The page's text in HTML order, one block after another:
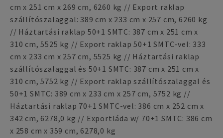
cm x 251 cm x 269 cm, 6260 kg // Export raklap
szállítószalaggal: 389 cm x 233 cm x 257 cm, 6260 kg
// Háztartási raklap 50+1 SMTC: 387 cm x 251 cm x
310 cm, 5525 kg // Export raklap 50+1 SMTC-vel: 333
cm x 233 cm x 257 cm, 5525 kg // Háztartási raklap
szállítószalaggal és 50+1 SMTC: 387 cm x 251 cm x
310 cm, 5752 kg // Export raklap szállítószalaggal és
50+1 SMTC: 389 cm x 233 cm x 257 cm, 5752 kg //
Háztartási raklap 70+1 SMTC-vel: 386 cm x 252 cm x
342 cm, 6278,0 kg // Exportláda w/ 70+1 SMTC: 386 cm
x 258 cm x 359 cm, 6278,0 kg